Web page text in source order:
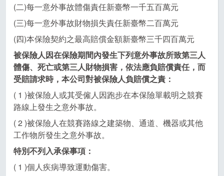
(二)每一意外事故體傷責任新臺幣一千五百萬元
(三)每一意外事故財物損失責任新臺幣二百萬元
(四)本保險契約之最高賠償金額新臺幣三千四百萬元
被保險人因在保險期間內發生下列意外事故所致第三人
體傷、死亡或第三人財物損害，依法應負賠償責任，而
受賠請求時，本公司對被保險人負賠償之責：
( 1 )被保險人或其受僱人因跑步在本保險單載明之競賽
路線上發生之意外事故。
( 2 )被保險人在競賽路線之建築物、通道、機器或其他
工作物所發生之意外事故。
特別不列入承保事項：
( 1 )個人疾病導致運動傷害。